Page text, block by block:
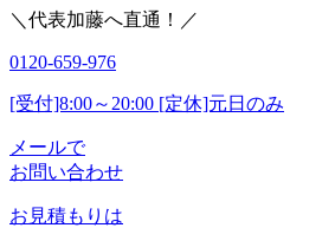
＼代表加藤へ直通！／
0120-659-976
[受付]8:00～20:00 [定休]元日のみ
メールで
お問い合わせ
お見積もりは